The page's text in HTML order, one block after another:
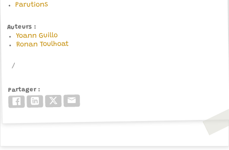
Parutions
Auteurs
Yoann Guillo
Ronan Toulhoat
Partager
FacebookLinkedInTwitter/X